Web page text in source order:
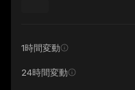
1時間変動
24時間変動